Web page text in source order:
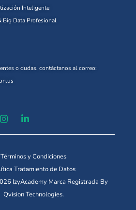
Inteligente
Big Data Profesional
o dudas, contáctanos al correo:
Términos y Condiciones
Tratamiento de Datos
IzyAcademy Marca Registrada By
Qvision Technologies.